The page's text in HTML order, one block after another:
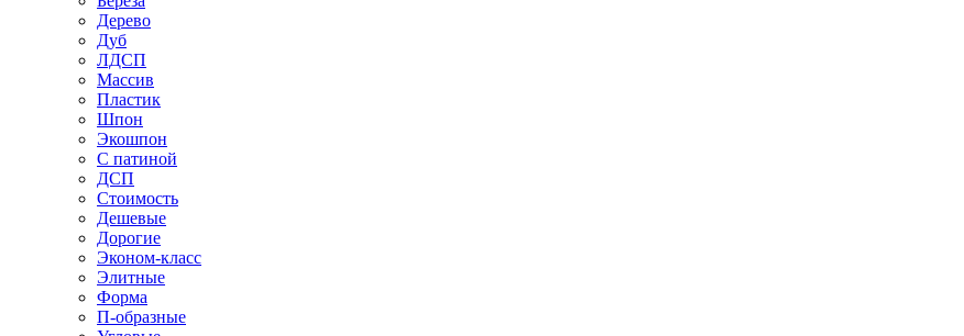
Дерево
Дуб
ЛДСП
Массив
Пластик
Шпон
Экошпон
С патиной
ДСП
Стоимость
Дешевые
Дорогие
Эконом-класс
Элитные
Форма
П-образные